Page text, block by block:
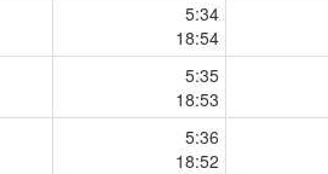
5:34
18:54
5:35
18:53
5:36
18:52